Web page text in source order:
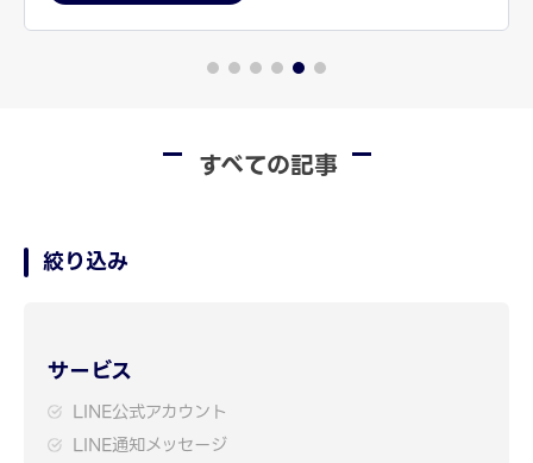
すべての記事
絞り込み
サービス
LINE公式アカウント
LINE通知メッセージ